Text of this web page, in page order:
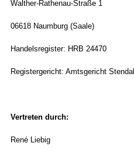
Walther-Rathenau-Straße 1
06618 Naumburg (Saale)
Handelsregister: HRB 24470
Registergericht: Amtsgericht Stendal
Vertreten durch:
René Liebig